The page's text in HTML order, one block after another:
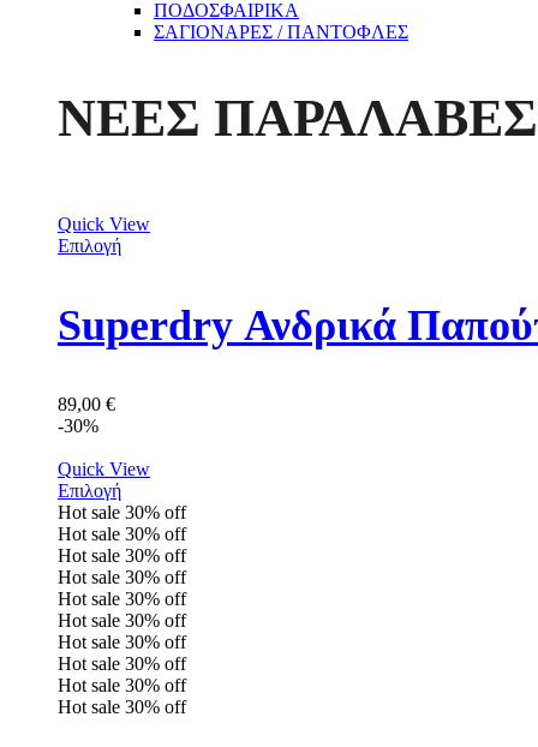
ΠΟΔΟΣΦΑΙΡΙΚΑ
ΣΑΓΙΟΝΑΡΕΣ / ΠΑΝΤΟΦΛΕΣ
ΝΕΕΣ ΠΑΡΑΛΑΒΕΣ
Quick View
Επιλογή
Superdry Ανδρικά
89,00 €
-30%
Quick View
Επιλογή
Hot sale 30% off
Hot sale 30% off
Hot sale 30% off
Hot sale 30% off
Hot sale 30% off
Hot sale 30% off
Hot sale 30% off
Hot sale 30% off
Hot sale 30% off
Hot sale 30% off